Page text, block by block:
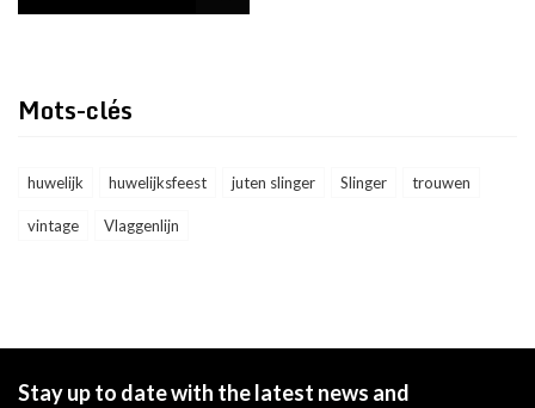
Mots-clés
huwelijk huwelijksfeest juten slinger Slinger trouwen
vintage Vlaggenlijn
Stay up to date with the latest news and